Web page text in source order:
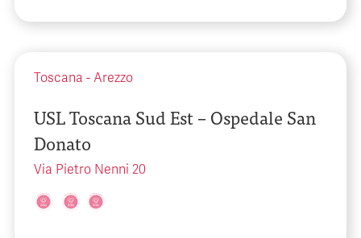
Toscana - Arezzo
USL Toscana Sud Est – Ospedale San
Donato
Via Pietro Nenni 20